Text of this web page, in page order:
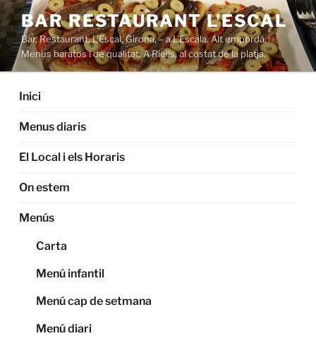
Saltar
al
contenido
BAR RESTAURANT L'ESCAL
Bar, Restaurant, L'Escal, Girona, – a L'Escala. Alt empordà,
Menus baratos i de qualitat. A Riells, al costat de la platja.
Inici
Menus diaris
El Local i els Horaris
On estem
Menús
Carta
Menú infantil
Menú cap de setmana
Menú diari